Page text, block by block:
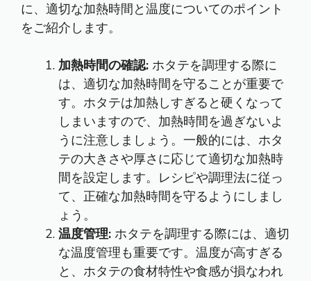
に、適切な加熱時間と温度についてのポイント
をご紹介します。
加熱時間の確認: ホタテを調理する際に
は、適切な加熱時間を守ることが重要で
す。ホタテは加熱しすぎると硬くなって
しまいますので、加熱時間を過ぎないよ
うに注意しましょう。一般的には、ホタ
テの大きさや厚さに応じて適切な加熱時
間を設定します。レシピや調理法に従っ
て、正確な加熱時間を守るようにしまし
ょう。
温度管理: ホタテを調理する際には、適切
な温度管理も重要です。温度が高すぎる
と、ホタテの食材特性や食感が損なわれ